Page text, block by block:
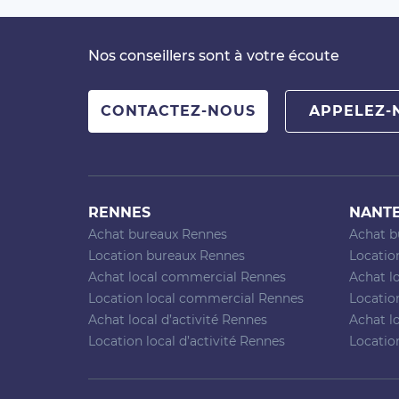
Nos conseillers sont à votre écoute
CONTACTEZ-NOUS APPELEZ-
RENNES
Achat bureaux Rennes
Location bureaux Rennes
Achat local commercial Rennes
Location local commercial Rennes
Achat local d’activité Rennes
Location local d’activité Rennes
Achat
Achat
Achat